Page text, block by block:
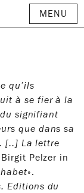
MENU
qu’ils
à se fier à la
signifiant
que dans sa
[..] La lettre
Birgit Pelzer in
».
Editions du